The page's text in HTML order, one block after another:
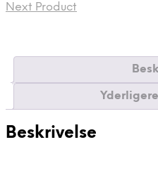
Next Product
Beskrivelse